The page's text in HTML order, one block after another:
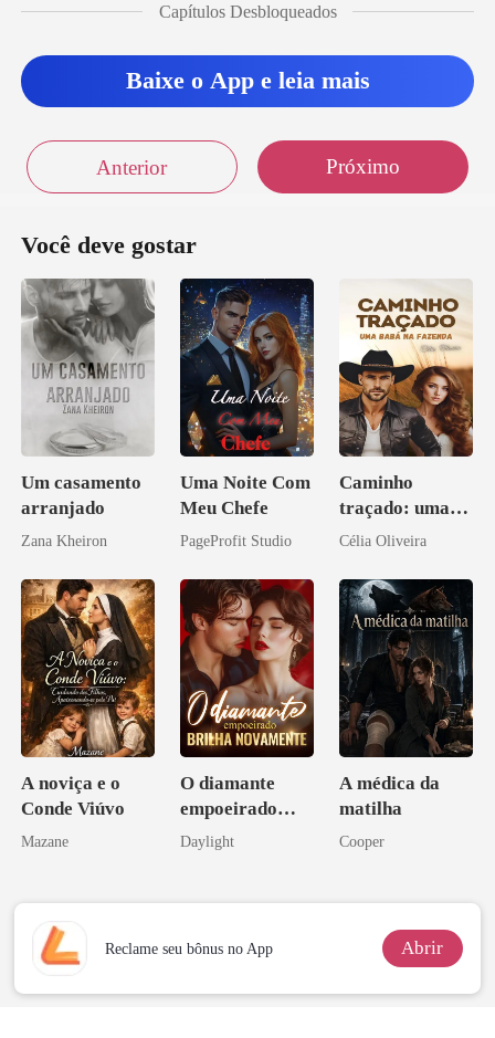
enas por esta com voce -
sorri,
ntem você
Capítulos Desbloqueados
Baixe o App e leia mais
Anterior Próximo
Você deve gostar
Um casamento
arranjado
Zana Kheiron
Uma Noite Com
Meu Chefe
PageProfit Studio
Caminho
traçado: uma
babá na fazenda
Célia Oliveira
A noviça e o
Conde Viúvo
Mazane
O diamante
empoeirado
brilha
Daylight
A médica da
matilha
Cooper
Reclame seu bônus no App Abrir